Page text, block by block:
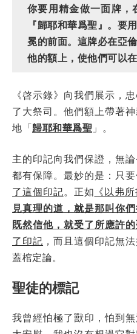
你要用精金做一面牌，
『歸耶和華爲聖』。要
冕的前面。這牌必在亞
他的額上，使他們可以
《啓示錄》向我們展示，
了大祭司。他們額上帶著
地「歸耶和華爲聖 」。
主的印記向我們保證，無
都有保障。最妙的是：只
了這個印記。正如 《以弗
見真理的道，就是那叫你
既然信他，就受了所應許的
了印記 ，而且這個印記無
蓋棺定論。
聖徒的標記
我曾經怕極了獸印，怕到